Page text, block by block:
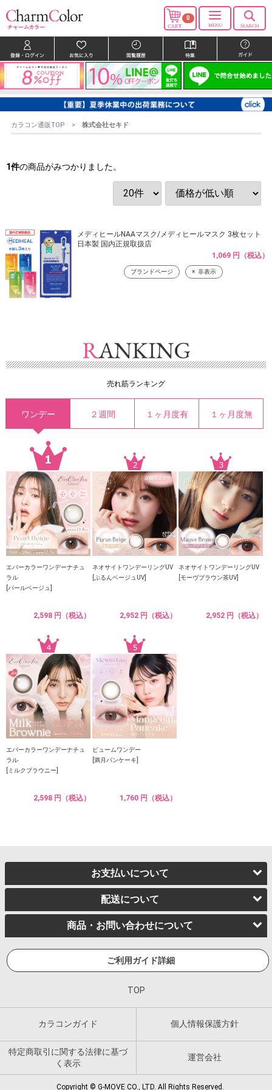
0
カラコン通販TOP 株式会社セキド
1件の商品がみつかりました。
メディヒールNAAマスク/メディヒールマスク 3枚セット
日本製 国内正規取扱店
1,069 円（税込）
ブランドページ 非表示
売れ筋ランキング
ワンデー ２週間 １ヶ月度有 １ヶ月度無
エバーカラーワンデーナチュ
ラル
[パールベージュ]
2,598 円（税込）
ネオサイトワンデーリングUV
[ぷるんベージュUV]
2,952 円（税込）
ネオサイトワンデーリングUV
[モーヴブラウン茶UV]
2,952 円（税込）
エバーカラーワンデーナチュ
ラル
[ミルクブラウニー]
2,598 円（税込）
ビュームワンデー
[満月パンケーキ]
1,760 円（税込）
お支払いについて
配送について
商品・お問い合わせについて
ご利用ガイド詳細
TOP
カラコンガイド 個人情報保護方針
特定商取引に関する法律に基づ
く表示
運営会社
Copyright © G-MOVE CO., LTD. All Rights Reserved.